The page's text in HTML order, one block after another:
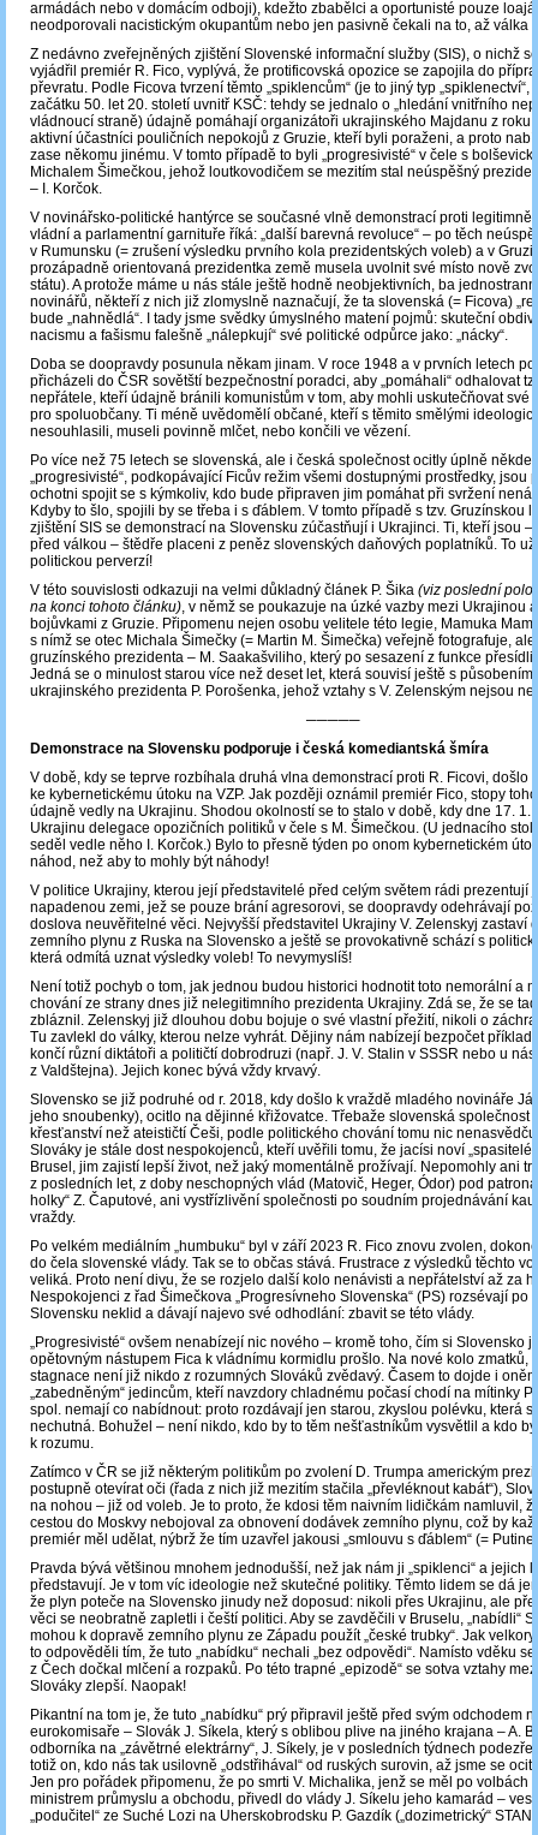
armádách nebo v domácím odboji), kdežto zbabělci a oportunisté pouze
neodporovali nacistickým okupantům nebo jen pasivně čekali na to, až válka
Z nedávno zveřejněných zjištění Slovenské informační služby (SIS), o nichž
vyjádřil premiér R. Fico, vyplývá, že protificovská opozice se zapojila do
převratu. Podle Ficova tvrzení těmto „spiklencům“ (je to jiný typ „spiklenectví“,
začátku 50. let 20. století uvnitř KSČ: tehdy se jednalo o „hledání vnitřního
vládnoucí straně) údajně pomáhají organizátoři ukrajinského Majdanu z roku
aktivní účastníci pouličních nepokojů z Gruzie, kteří byli poraženi, a proto
zase někomu jinému. V tomto případě to byli „progresivisté“ v čele s
Michalem Šimečkou, jehož loutkovodičem se mezitím stal neúspěšný
‒ I. Korčok.
V novinářsko-politické hantýrce se současné vlně demonstrací proti legitimně
vládní a parlamentní garnituře říká: „další barevná revoluce“ – po těch
v Rumunsku (= zrušení výsledku prvního kola prezidentských voleb) a v
prozápadně orientovaná prezidentka země musela uvolnit své místo nově
státu). A protože máme u nás stále ještě hodně neobjektivních, ba
novinářů, někteří z nich již zlomyslně naznačují, že ta slovenská (= Ficova)
bude „nahnědlá“. I tady jsme svědky úmyslného matení pojmů: skuteční
nacismu a fašismu falešně „nálepkují“ své politické odpůrce jako: „nácky“.
Doba se doopravdy posunula někam jinam. V roce 1948 a v prvních letech
přicházeli do ČSR sovětští bezpečnostní poradci, aby „pomáhali“ odhalovat
nepřátele, kteří údajně bránili komunistům v tom, aby mohli uskutečňovat své
pro spoluobčany. Ti méně uvědomělí občané, kteří s těmito smělými
nesouhlasili, museli povinně mlčet, nebo končili ve vězení.
Po více než 75 letech se slovenská, ale i česká společnost ocitly úplně někde
„progresivisté“, podkopávající Ficův režim všemi dostupnými prostředky, jsou
ochotni spojit se s kýmkoliv, kdo bude připraven jim pomáhat při svržení
Kdyby to šlo, spojili by se třeba i s ďáblem. V tomto případě s tzv. Gruzínskou
zjištění SIS se demonstrací na Slovensku zúčastňují i Ukrajinci. Ti, kteří jsou
před válkou ‒ štědře placeni z peněz slovenských daňových poplatníků. To
politickou perverzí!
V této souvislosti odkazuji na velmi důkladný článek P. Šika (viz poslední
na konci tohoto článku), v němž se poukazuje na úzké vazby mezi Ukrajinou
bojůvkami z Gruzie. Připomenu nejen osobu velitele této legie, Mamuka
s nímž se otec Michala Šimečky (= Martin M. Šimečka) veřejně fotografuje,
gruzínského prezidenta – M. Saakašviliho, který po sesazení z funkce
Jedná se o minulost starou více než deset let, která souvisí ještě s působením
ukrajinského prezidenta P. Porošenka, jehož vztahy s V. Zelenským nejsou
─────
Demonstrace na Slovensku podporuje i česká komediantská šmíra
V době, kdy se teprve rozbíhala druhá vlna demonstrací proti R. Ficovi, došlo
ke kybernetickému útoku na VZP. Jak později oznámil premiér Fico, stopy
údajně vedly na Ukrajinu. Shodou okolností se to stalo v době, kdy dne 17. 1.
Ukrajinu delegace opozičních politiků v čele s M. Šimečkou. (U jednacího
seděl vedle něho I. Korčok.) Bylo to přesně týden po onom kybernetickém
náhod, než aby to mohly být náhody!
V politice Ukrajiny, kterou její představitelé před celým světem rádi prezentují
napadenou zemi, jež se pouze brání agresorovi, se doopravdy odehrávají
doslova neuvěřitelné věci. Nejvyšší představitel Ukrajiny V. Zelenskyj zastaví
zemního plynu z Ruska na Slovensko a ještě se provokativně schází s
která odmítá uznat výsledky voleb! To nevymyslíš!
Není totiž pochyb o tom, jak jednou budou historici hodnotit toto nemorální a
chování ze strany dnes již nelegitimního prezidenta Ukrajiny. Zdá se, že se
zbláznil. Zelenskyj již dlouhou dobu bojuje o své vlastní přežití, nikoli o
Tu zavlekl do války, kterou nelze vyhrát. Dějiny nám nabízejí bezpočet
končí různí diktátoři a političtí dobrodruzi (např. J. V. Stalin v SSSR nebo u
z Valdštejna). Jejich konec bývá vždy krvavý.
Slovensko se již podruhé od r. 2018, kdy došlo k vraždě mladého novináře
jeho snoubenky), ocitlo na dějinné křižovatce. Třebaže slovenská společnost
křesťanství než ateističtí Češi, podle politického chování tomu nic
Slováky je stále dost nespokojenců, kteří uvěřili tomu, že jacísi noví
Brusel, jim zajistí lepší život, než jaký momentálně prožívají. Nepomohly ani
z posledních let, z doby neschopných vlád (Matovič, Heger, Ódor) pod
holky“ Z. Čaputové, ani vystřízlivění společnosti po soudním projednávání
vraždy.
Po velkém mediálním „humbuku“ byl v září 2023 R. Fico znovu zvolen,
do čela slovenské vlády. Tak se to občas stává. Frustrace z výsledků těchto
veliká. Proto není divu, že se rozjelo další kolo nenávisti a nepřátelství až za
Nespokojenci z řad Šimečkova „Progresívneho Slovenska“ (PS) rozsévají po
Slovensku neklid a dávají najevo své odhodlání: zbavit se této vlády.
„Progresivisté“ ovšem nenabízejí nic nového ‒ kromě toho, čím si Slovensko
opětovným nástupem Fica k vládnímu kormidlu prošlo. Na nové kolo zmatků,
stagnace není již nikdo z rozumných Slováků zvědavý. Časem to dojde i oněm
„zabedněným“ jedincům, kteří navzdory chladnému počasí chodí na mítinky
spol. nemají co nabídnout: proto rozdávají jen starou, zkyslou polévku, která
nechutná. Bohužel ‒ není nikdo, kdo by to těm nešťastníkům vysvětlil a kdo
k rozumu.
Zatímco v ČR se již některým politikům po zvolení D. Trumpa americkým
postupně otevírat oči (řada z nich již mezitím stačila „převléknout kabát“),
na nohou – již od voleb. Je to proto, že kdosi těm naivním lidičkám namluvil,
cestou do Moskvy nebojoval za obnovení dodávek zemního plynu, což by
premiér měl udělat, nýbrž že tím uzavřel jakousi „smlouvu s ďáblem“ (=
Pravda bývá většinou mnohem jednodušší, než jak nám ji „spiklenci“ a jejich
představují. Je v tom víc ideologie než skutečné politiky. Těmto lidem se dá
že plyn poteče na Slovensko jinudy než doposud: nikoli přes Ukrajinu, ale
věci se neobratně zapletli i čeští politici. Aby se zavděčili v Bruselu, „nabídli“
mohou k dopravě zemního plynu ze Západu použít „české trubky“. Jak
to odpověděli tím, že tuto „nabídku“ nechali „bez odpovědi“. Namísto vděku se
z Čech dočkal mlčení a rozpaků. Po této trapné „epizodě“ se sotva vztahy
Slováky zlepší. Naopak!
Pikantní na tom je, že tuto „nabídku“ prý připravil ještě před svým odchodem
eurokomisaře – Slovák J. Síkela, který s oblibou plive na jiného krajana – A.
odborníka na „závětrné elektrárny“, J. Síkely, je v posledních týdnech
totiž on, kdo nás tak usilovně „odstřihával“ od ruských surovin, až jsme se
Jen pro pořádek připomenu, že po smrti V. Michalika, jenž se měl po volbách
ministrem průmyslu a obchodu, přivedl do vlády J. Síkelu jeho kamarád –
„podučitel“ ze Suché Lozi na Uherskobrodsku P. Gazdík („dozimetrický“